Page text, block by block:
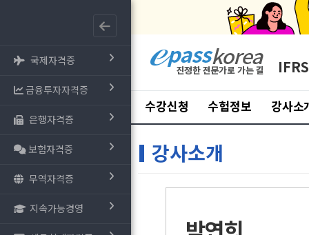
국제자격증
금융투자자격증
은행자격증
보험자격증
무역자격증
지속가능경영
수강신청 수험정보 강사소
강사소개